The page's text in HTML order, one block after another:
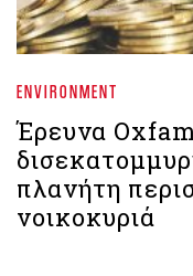
ENVIRONMENT
Έρευνα
πλανήτη
νοικοκυριά